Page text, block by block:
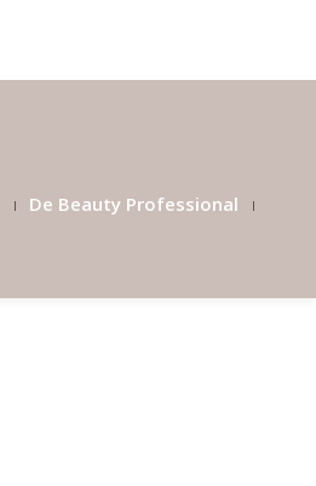
De Beauty Professional